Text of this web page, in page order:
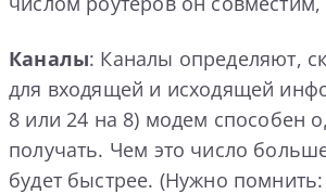
Каналы: Каналы определяют,
для входящей и исходящей
8 или 24 на 8) модем способен
получать. Чем это число
будет быстрее. (Нужно